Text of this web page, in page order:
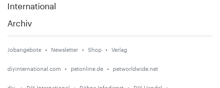
International
Archiv
Jobangebote Newsletter Shop Verlag
diyinternational.com petonline.de petworldwide.net